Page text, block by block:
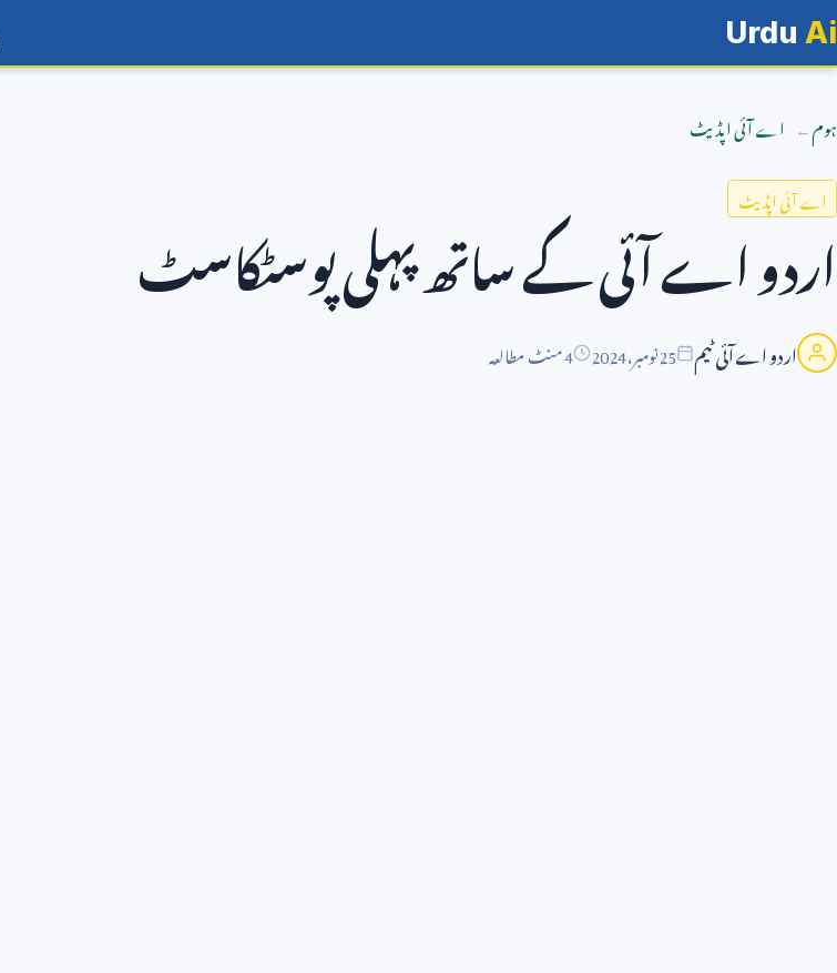
Urdu Ai
ہوم اے آئی اپڈیٹ
اے آئی اپڈیٹ
اردو اے آئی کے ساتھ پہلی پوسٹکاسٹ
اردو اے آئی ٹیم 25نومبر،2024 4 منٹ مطالعہ